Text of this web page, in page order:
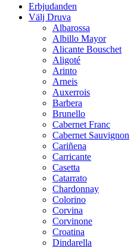
Erbjudanden
Välj Druva
Albarossa
Albillo Mayor
Alicante Bouschet
Aligoté
Arinto
Arneis
Auxerrois
Barbera
Brunello
Cabernet Franc
Cabernet Sauvignon
Cariñena
Carricante
Casetta
Catarrato
Chardonnay
Colorino
Corvina
Corvinone
Croatina
Dindarella